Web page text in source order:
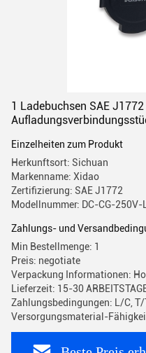
1 Ladebuchsen SAE
Einzelheiten zum Produkt
Herkunftsort: Sichuan
Markenname: Xidao
Zertifizierung: SAE J1772
Modellnummer: DC-CG-250V-
Zahlungs- und
Min Bestellmenge: 1
Preis: negotiate
Verpackung Informationen:
Lieferzeit: 15-30
Zahlungsbedingungen: L/C, T/
Versorgungsmaterial-